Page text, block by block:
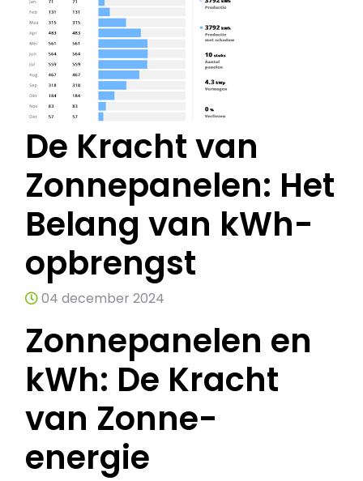
De Kracht van
Zonnepanelen: Het
Belang van kWh-
opbrengst
04 december 2024
Zonnepanelen en
kWh: De Kracht
van Zonne-
energie